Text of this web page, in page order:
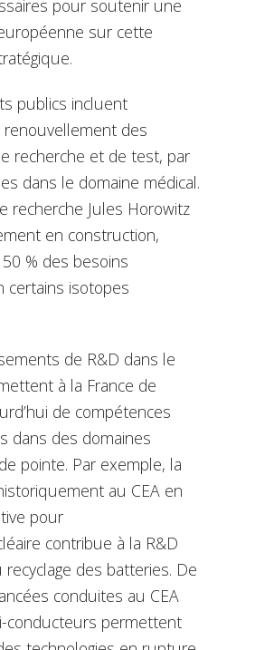
pour soutenir une
sur cette
publics incluent
renouvellement des
recherche et de test, par
dans le domaine médical.
recherche Jules Horowitz
en construction,
% des besoins
certains isotopes
de R&D dans le
à la France de
de compétences
dans des domaines
pointe. Par exemple, la
au CEA en
pour
contribue à la R&D
recyclage des batteries. De
conduites au CEA
conducteurs permettent